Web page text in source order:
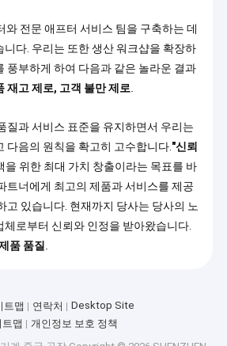
기계
스 기계
린 변경
R&D
키기 위해, 심천 JIATUO 플라스틱 기계
몇 년 동안 하이테크 R&D와 첨단 제조를
와 전문 애프터 서비스 팀을 구축하는 데
니다. 우리는 또한 생산 워크샵을 확장하
풍부하게 하여 다음과 같은 놀라운 결과
재고 제로, 고객 불만 제로
다음의 원칙을 확고히 고수합니다.
을 위한 최대 가치 창출이라는 목표를 바
기계 장비 외에도, 우리는 고품질
자체 표준화 된 생산 작업실을 가지
다:
데, 카튼, 패키지, 가볍고 중형
수 있습니다.
PET 플라스틱 스틸 스트랩:
화 방지 및 좋은 온도 저항성, 건
강, 유리, 화학 물질 및 금속과
물품을 묶는 데 널리 사용됩니
원자재 선택, 진압형조, 스트레